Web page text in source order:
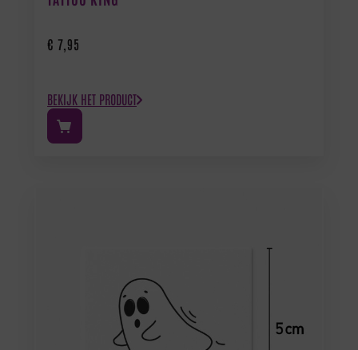
€ 7,95
BEKIJK HET PRODUCT